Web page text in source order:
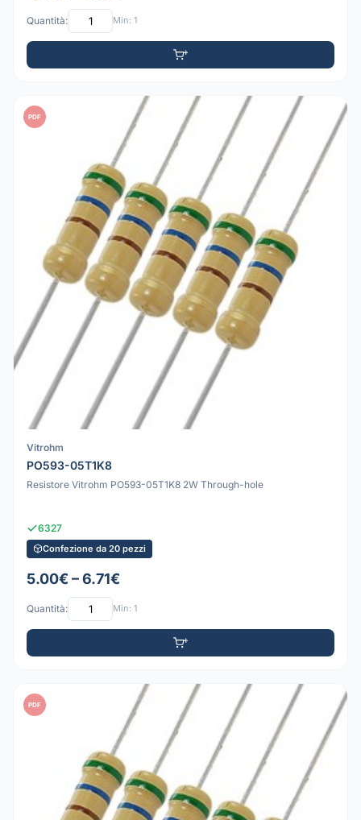
Quantità: Min: 1
PDF
Vitrohm
PO593-05T1K8
Resistore Vitrohm PO593-05T1K8 2W Through-hole
6327
Confezione da 20 pezzi
5.00€ – 6.71€
Quantità: Min: 1
PDF